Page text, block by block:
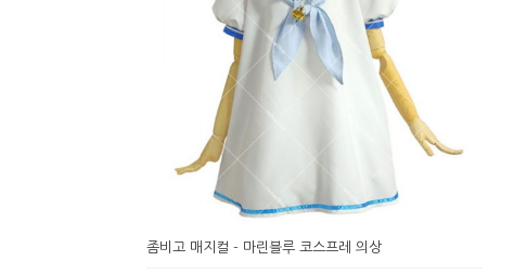
좀비고 매지컬 - 마린블루 코스프레 의상